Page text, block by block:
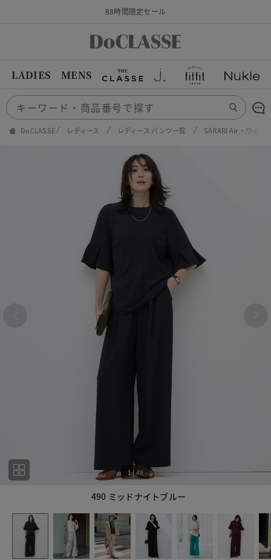
88時間限定セール
LADIES MENS
DoCLASSE レディース レディース パンツ一覧 SARARI Air・ワイド
490 ミッドナイトブルー
1|48
1